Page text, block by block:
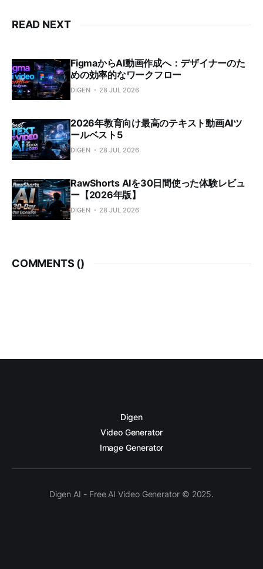
READ NEXT
FigmaからAI動画作成へ：デザイナーのた
めの効率的なワークフロー
DIGEN 28 JUL 2026
2026年教育向け最高のテキスト動画AIツ
ールベスト5
DIGEN 28 JUL 2026
RawShorts AIを30日間使った体験レビュ
ー【2026年版】
DIGEN 28 JUL 2026
COMMENTS ()
Digen
Video Generator
Image Generator
Digen AI - Free AI Video Generator © 2025.